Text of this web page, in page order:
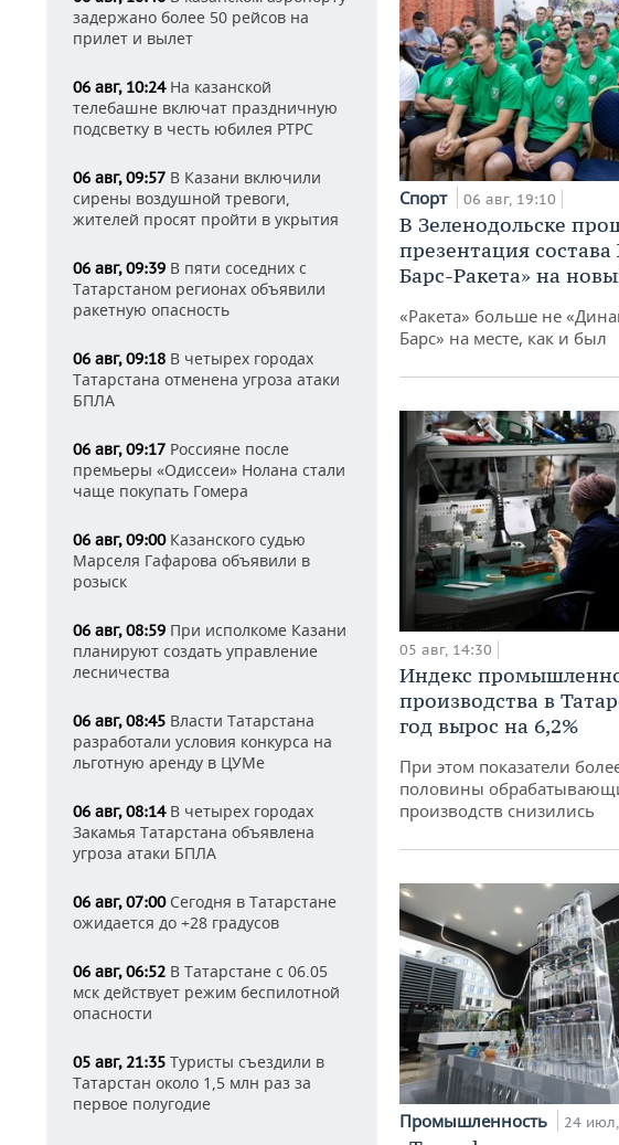
задержано более 50 рейсов на
прилет и вылет
06 авг, 10:24На казанской
телебашне включат праздничную
подсветку в честь юбилея РТРС
06 авг, 09:57 В Казани включили
сирены воздушной тревоги,
жителей просят пройти в укрытия
06 авг, 09:39 В пяти соседних с
Татарстаном регионах объявили
ракетную опасность
06 авг, 09:18 В четырех городах
Татарстана отменена угроза атаки
БПЛА
06 авг, 09:17 Россияне после
премьеры «Одиссеи» Нолана стали
чаще покупать Гомера
06 авг, 09:00Казанского судью
Марселя Гафарова объявили в
розыск
06 авг, 08:59 При исполкоме Казани
планируют создать управление
лесничества
06 авг, 08:45 Власти Татарстана
разработали условия конкурса на
льготную аренду в ЦУМе
06 авг, 08:14В четырех городах
Закамья Татарстана объявлена
угроза атаки БПЛА
06 авг, 07:00Сегодня в Татарстане
ожидается до +28 градусов
06 авг, 06:52 В Татарстане с 06.05
мск действует режим беспилотной
опасности
05 авг, 21:35 Туристы съездили в
Татарстан около 1,5 млн раз за
первое полугодие
Спорт 06 авг, 19:10
В Зеленодольске
презентация
Барс-Ракета» на
«Ракета» больше не
Барс» на месте, как и был
05 авг, 14:30
Индекс
производства в
год вырос на 6,2%
При этом показатели
половины
производств снизились
Промышленность 24